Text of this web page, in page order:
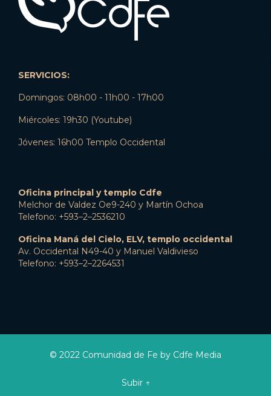
SERVICIOS:
Domingos: 08h00 - 11h00 - 17h00
Miércoles: 19h30 (Youtube)
Jóvenes: 16h00 Templo Occidental
Oficina principal y templo Cdfe
Melchor de Valdez Oe9-240 y Martín Ochoa
Telefono: +593–2–2536210
Oficina Maná del Cielo, ELV, templo occidental
Av. Occidental N49-40 y Manuel Valdivieso
Telefono: +593–2–2264531
© 2022 Comunidad de Fe by Cdfe Media
Subir ↑